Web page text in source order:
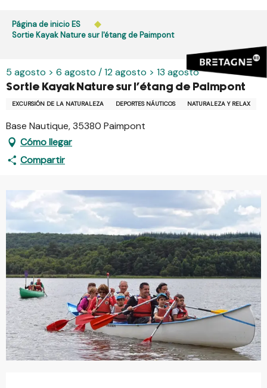
contenu
Página de inicio ES
Sortie Kayak Nature sur l'étang de Paimpont
5 agosto > 6 agosto / 12 agosto > 13 agosto
Sortie Kayak Nature sur l'étang de Paimpont
EXCURSIÓN DE LA NATURALEZA DEPORTES NÁUTICOS NATURALEZA Y RELAX
Base Nautique, 35380 Paimpont
Cómo llegar
Compartir